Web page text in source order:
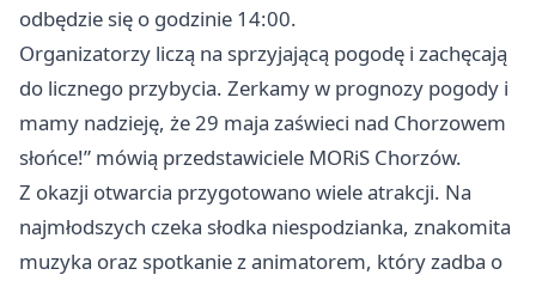
odbędzie się o godzinie 14:00.
Organizatorzy liczą na sprzyjającą pogodę i zachęcają
do licznego przybycia. Zerkamy w prognozy pogody i
mamy nadzieję, że 29 maja zaświeci nad Chorzowem
słońce!” mówią przedstawiciele MORiS Chorzów.
Z okazji otwarcia przygotowano wiele atrakcji. Na
najmłodszych czeka słodka niespodzianka, znakomita
muzyka oraz spotkanie z animatorem, który zadba o